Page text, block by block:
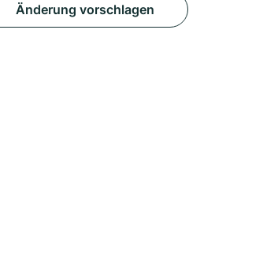
Änderung vorschlagen